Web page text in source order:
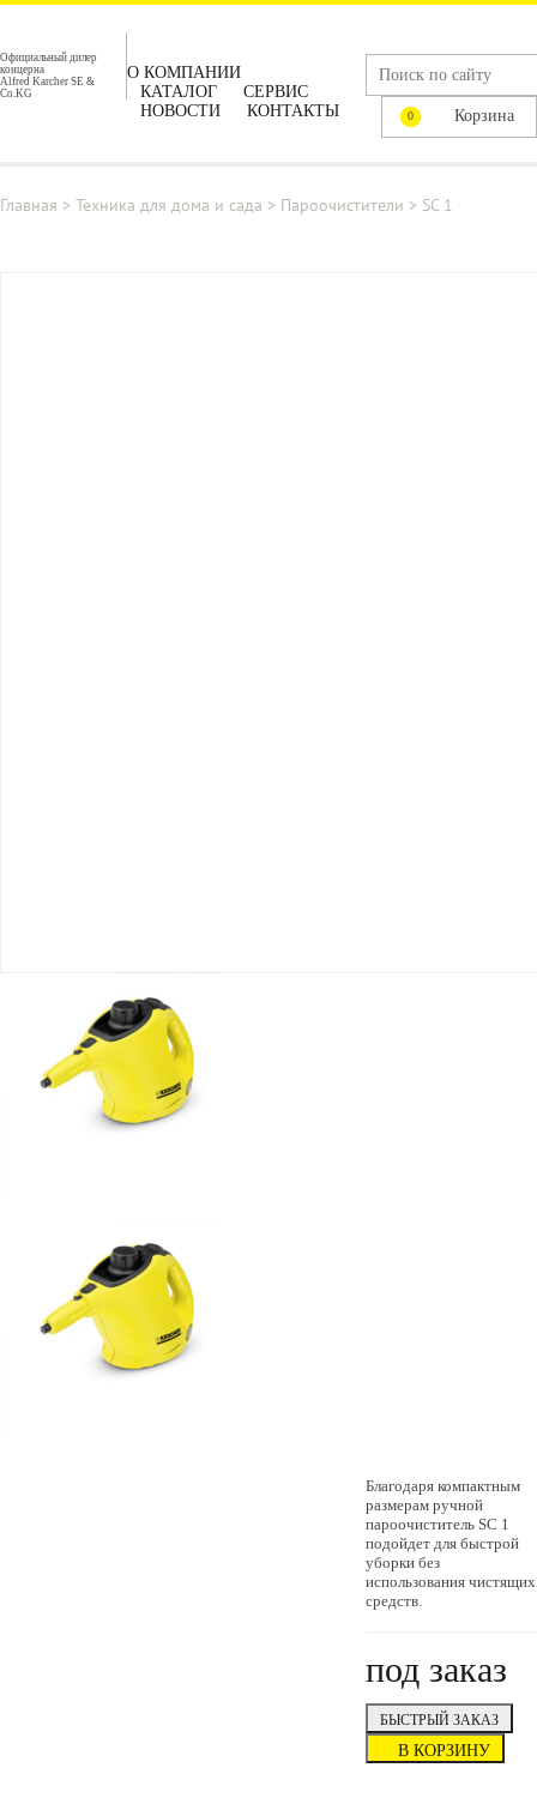
Официальный дилер
концерна
Alfred Karcher SE &
Co.KG
О КОМПАНИИ
КАТАЛОГ
СЕРВИС
НОВОСТИ
КОНТАКТЫ 0 Корзина
Главная > Техника для дома и сада > Пароочистители > SC 1
Благодаря компактным
размерам ручной
пароочиститель SC 1
подойдет для быстрой
уборки без
использования чистящих
средств.
под заказ
БЫСТРЫЙ ЗАКАЗ
В КОРЗИНУ